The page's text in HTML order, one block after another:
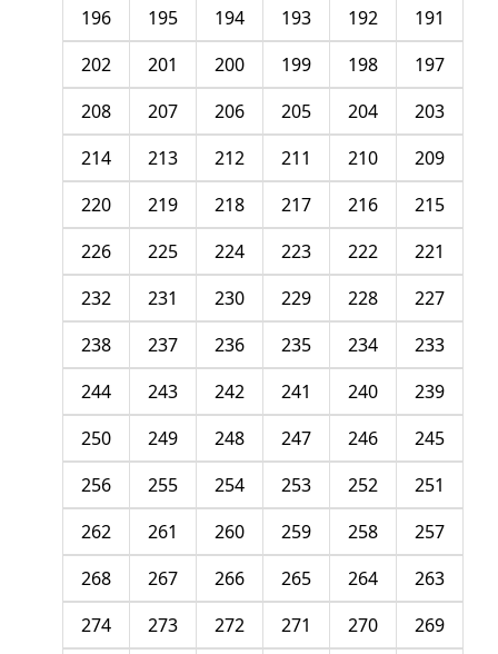
191
192
193
194
195
196
197
198
199
200
201
202
203
204
205
206
207
208
209
210
211
212
213
214
215
216
217
218
219
220
221
222
223
224
225
226
227
228
229
230
231
232
233
234
235
236
237
238
239
240
241
242
243
244
245
246
247
248
249
250
251
252
253
254
255
256
257
258
259
260
261
262
263
264
265
266
267
268
269
270
271
272
273
274